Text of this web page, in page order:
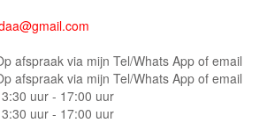
afspraak via mijn Tel/Whats App of email
afspraak via mijn Tel/Whats App of email
uur - 17:00 uur
uur - 17:00 uur